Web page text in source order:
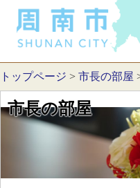
トップページ > 市長の部屋
市長の部屋